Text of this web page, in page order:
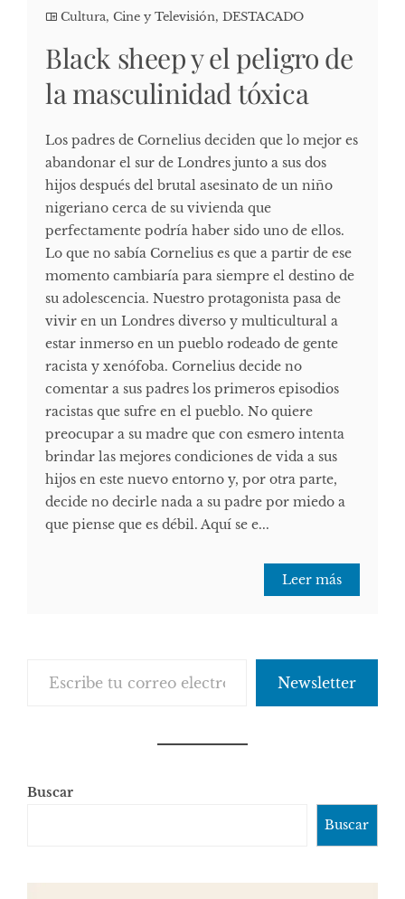
Cultura, Cine y Televisión, DESTACADO
Black sheep y el peligro de
la masculinidad tóxica
Los padres de Cornelius deciden que lo mejor es
abandonar el sur de Londres junto a sus dos
hijos después del brutal asesinato de un niño
nigeriano cerca de su vivienda que
perfectamente podría haber sido uno de ellos.
Lo que no sabía Cornelius es que a partir de ese
momento cambiaría para siempre el destino de
su adolescencia. Nuestro protagonista pasa de
vivir en un Londres diverso y multicultural a
estar inmerso en un pueblo rodeado de gente
racista y xenófoba. Cornelius decide no
comentar a sus padres los primeros episodios
racistas que sufre en el pueblo. No quiere
preocupar a su madre que con esmero intenta
brindar las mejores condiciones de vida a sus
hijos en este nuevo entorno y, por otra parte,
decide no decirle nada a su padre por miedo a
que piense que es débil. Aquí se e...
Leer más
Newsletter
Buscar
Buscar